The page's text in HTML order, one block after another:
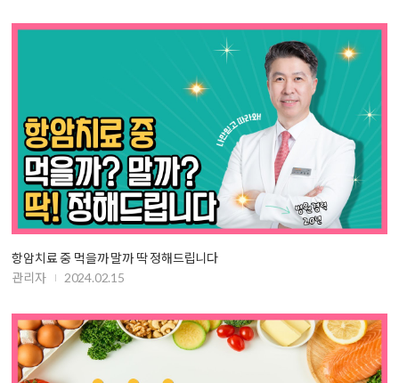
항암치료 중 먹을까 말까 딱 정해드립니다
관리자
2024.02.15